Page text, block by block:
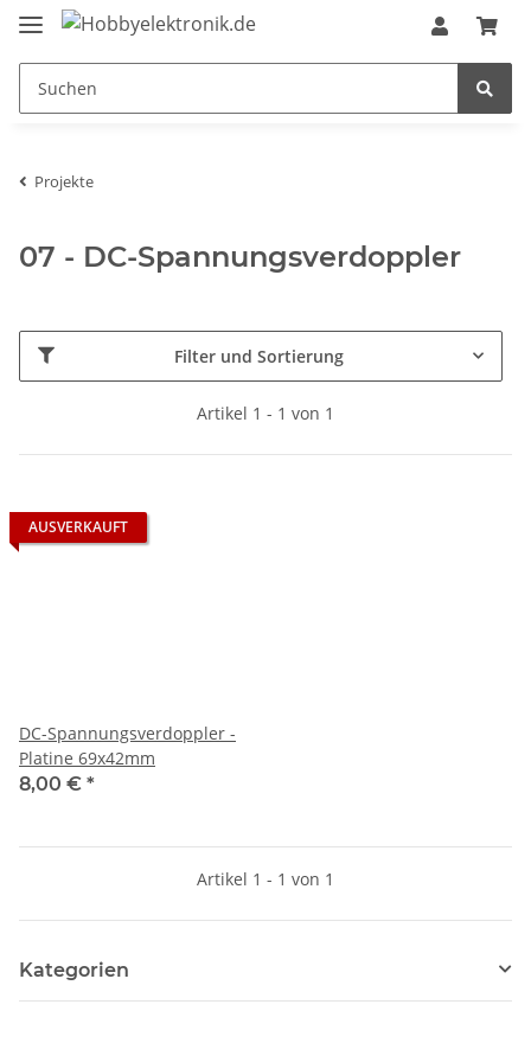
Projekte
07 - DC-Spannungsverdoppler
Filter und Sortierung
Artikel 1 - 1 von 1
AUSVERKAUFT
DC-Spannungsverdoppler -
Platine 69x42mm
8,00 € *
Artikel 1 - 1 von 1
Kategorien